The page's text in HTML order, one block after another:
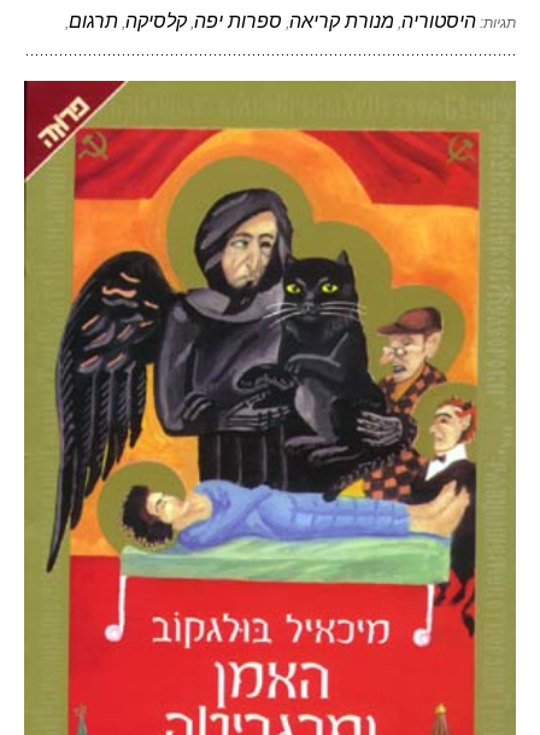
תגיות: היסטוריה, מנורת קריאה, ספרות יפה,קלסיקה, תרגום,